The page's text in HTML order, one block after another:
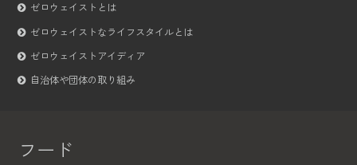
ゼロウェイストとは
ゼロウェイストなライフスタイルとは
ゼロウェイストアイディア
自治体や団体の取り組み
フード